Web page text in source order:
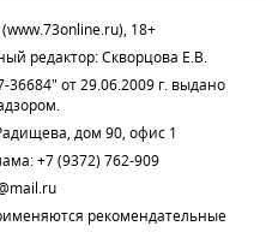
18+
редактор: Скворцова Е.В.
от 29.06.2009 г. выдано
дом 90, офис 1
+7 (9372) 762-909
рекомендательные